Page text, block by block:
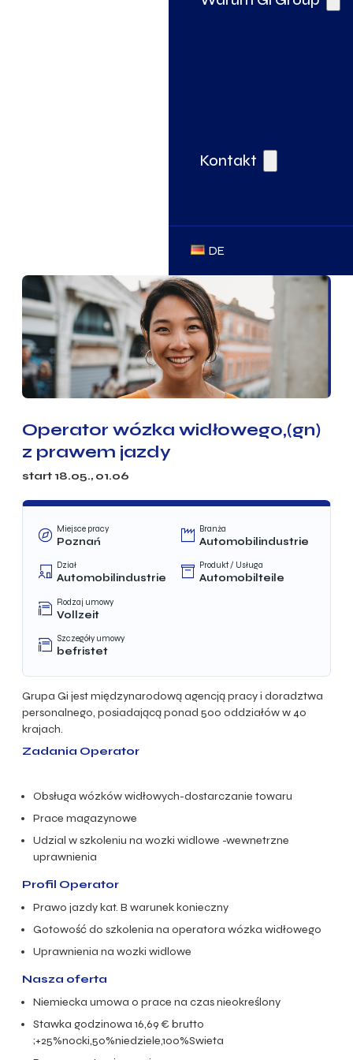
Kontakt
DE
Operator wózka widłowego,(gn)
z prawem jazdy
start 18.05., 01.06
Miejsce pracy
Poznań
Branża
Automobilindustrie
Dział
Automobilindustrie
Produkt / Usługa
Automobilteile
Rodzaj umowy
Vollzeit
Szczegóły umowy
befristet
Grupa Gi jest międzynarodową agencją pracy i doradztwa
personalnego, posiadającą ponad 500 oddziałów w 40
krajach.
Zadania Operator
Obsługa wózków widłowych-dostarczanie towaru
Prace magazynowe
Udzial w szkoleniu na wozki widlowe -wewnetrzne
uprawnienia
Profil Operator
Prawo jazdy kat. B warunek konieczny
Gotowość do szkolenia na operatora wózka widłowego
Uprawnienia na wozki widlowe
Nasza oferta
Niemiecka umowa o prace na czas nieokreślony
Stawka godzinowa 16,69 € brutto
;+25%nocki,50%niedziele,100%Swieta